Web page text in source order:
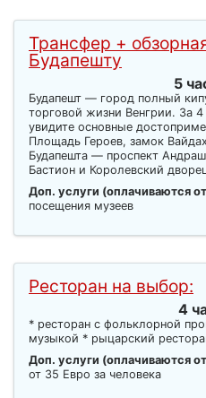
Трансфер +
Будапешту
5
Будапешт — город полный
торговой жизни Венгрии. За
увидите основные
Площадь Героев, замок
Будапешта — проспект
Бастион и Королевский
Доп. услуги (оплачиваются
посещения музеев
Ресторан на выбор:
4
* ресторан с фольклорной
музыкой * рыцарский
Доп. услуги (оплачиваются
от 35 Евро за человека